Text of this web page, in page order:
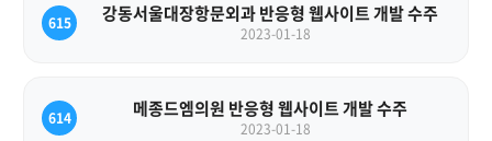
615 강동서울대장항문외과 반응형 웹사이트 개발 수주
2023-01-18
614 메종드엠의원 반응형 웹사이트 개발 수주
2023-01-18